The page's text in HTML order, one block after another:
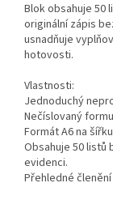
Blok obsahuje 50
originální zápis
usnadňuje
hotovosti.
Vlastnosti:
Jednoduchý
Nečíslovaný
Formát A6 na
Obsahuje 50
evidenci.
Přehledné